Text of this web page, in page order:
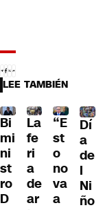
LEE TAMBIÉN
Bi
mi
ni
st
ro
D
La
fe
ri
a
de
ar
“E
st
o
no
va
a
Dí
a
de
l
Ni
ño